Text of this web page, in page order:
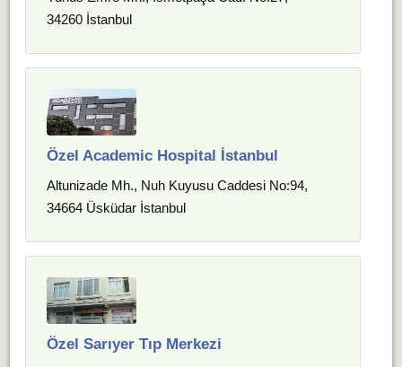
34260 İstanbul
Özel Academic Hospital İstanbul
Altunizade Mh., Nuh Kuyusu Caddesi No:94,
34664 Üsküdar İstanbul
Özel Sarıyer Tıp Merkezi